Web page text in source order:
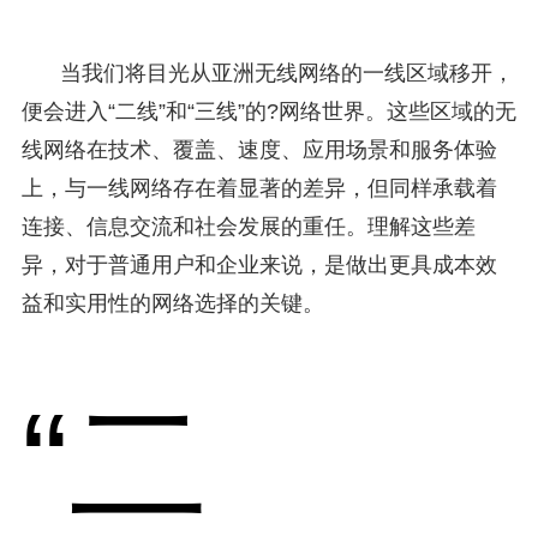
当我们将目光从亚洲无线网络的一线区域移开，
便会进入“二线”和“三线”的?网络世界。这些区域的无
线网络在技术、覆盖、速度、应用场景和服务体验
上，与一线网络存在着显著的差异，但同样承载着
连接、信息交流和社会发展的重任。理解这些差
异，对于普通用户和企业来说，是做出更具成本效
益和实用性的网络选择的关键。
“二